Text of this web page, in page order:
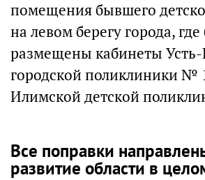
помещения бывшего
на левом берегу города, где
размещены кабинеты
городской поликлиники №
Илимской детской
Все поправки
развитие области в